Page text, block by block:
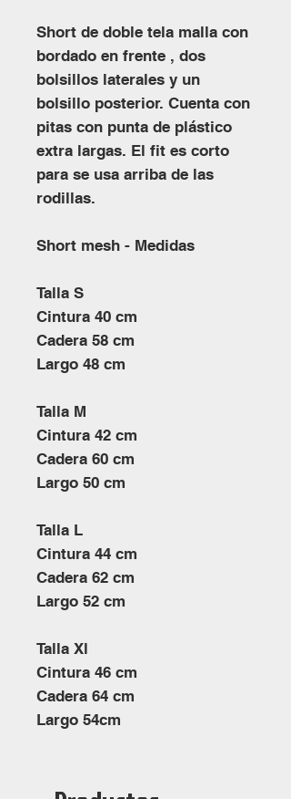
Short de doble tela malla con
bordado en frente , dos
bolsillos laterales y un
bolsillo posterior. Cuenta con
pitas con punta de plástico
extra largas. El fit es corto
para se usa arriba de las
rodillas.
Short mesh - Medidas
Talla S
Cintura 40 cm
Cadera 58 cm
Largo 48 cm
Talla M
Cintura 42 cm
Cadera 60 cm
Largo 50 cm
Talla L
Cintura 44 cm
Cadera 62 cm
Largo 52 cm
Talla Xl
Cintura 46 cm
Cadera 64 cm
Largo 54cm